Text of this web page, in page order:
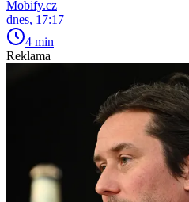
Mobify.cz
dnes, 17:17
4 min
Reklama